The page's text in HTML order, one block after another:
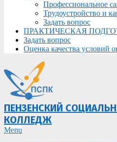
Профессиональное
Трудоустройство и
Задать вопрос
ПРАКТИЧЕСКАЯ
Задать вопрос
Оценка качества условий
ПЕНЗЕНСКИЙ
КОЛЛЕДЖ
Primary
Menu